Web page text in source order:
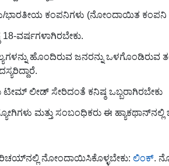
ಭಾರತೀಯ ಕಂಪನಿಗಳು (ನೋಂದಾಯಿತ ಕಂಪನಿ
ವರ್ಷಗಳಾಗಿರಬೇಕು.
ಹೊಂದಿರುವ ಜನರನ್ನು ಒಳಗೊಂಡಿರುವ
ಲೀಡ್ ಸೇರಿದಂತೆ ಕನಿಷ್ಠ ಒಬ್ಬರಾಗಿರಬೇಕು
ಮತ್ತು ಸಂಬಂಧಿಕರು ಈ
ನೋಂದಾಯಿಸಿಕೊಳ್ಳಬೇಕು: ಲಿಂಕ್.